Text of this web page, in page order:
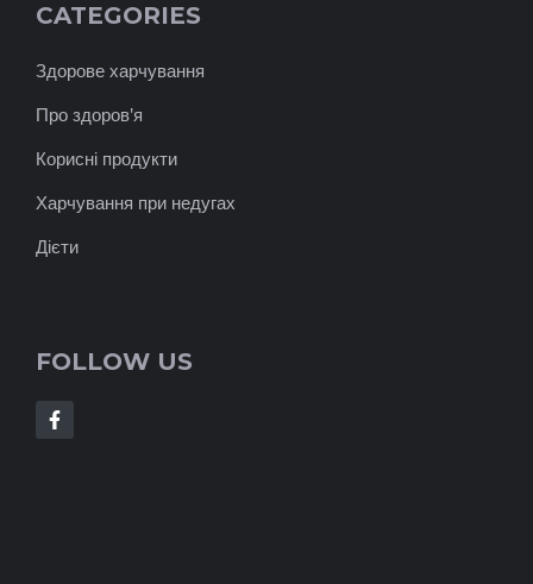
CATEGORIES
Здорове харчування
Про здоров'я
Корисні продукти
Харчування при недугах
Дієти
FOLLOW US